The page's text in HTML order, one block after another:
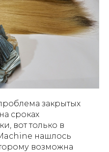
закрытых
сроках
вот только в
нашлось
возможна